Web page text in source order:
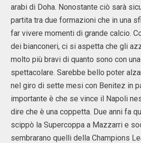
arabi di Doha. Nonostante ciò sarà
partita tra due formazioni che in una
far vivere momenti di grande calcio.
dei bianconeri, ci si aspetta che gli
molto più bravi di quanto sono con
spettacolare. Sarebbe bello poter
nel giro di sette mesi con Benitez in
importante è che se vince il Napoli
dire che è una coppetta. Due anni fa
scippò la Supercoppa a Mazzarri e
sembrarano quelli della Champions